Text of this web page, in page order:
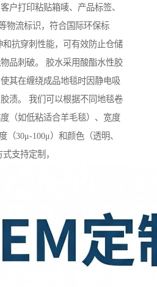
户打印粘贴箱唛、产品标签、
物流标识，符合国际环保标
抗穿刺性能，可有效防止仓储
品刺破。 胶水采用酸酯水性胶
其在缠绕成品地毯时因静电吸
渍。 我们可以根据不同地毯卷
（如低粘适合羊毛毯）、宽度
（30μ-100μ）和颜色（透明、
支持定制，